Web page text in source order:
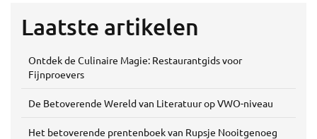
Laatste artikelen
Ontdek de Culinaire Magie: Restaurantgids voor
Fijnproevers
De Betoverende Wereld van Literatuur op VWO-niveau
Het betoverende prentenboek van Rupsje Nooitgenoeg